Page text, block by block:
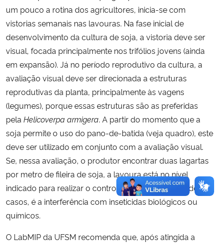
um pouco a rotina dos agricultores, inicia-se com
vistorias semanais nas lavouras. Na fase inicial de
desenvolvimento da cultura de soja, a vistoria deve ser
visual, focada principalmente nos trifólios jovens (ainda
em expansão). Já no período reprodutivo da cultura, a
avaliação visual deve ser direcionada a estruturas
reprodutivas da planta, principalmente às vagens
(legumes), porque essas estruturas são as preferidas
pela Helicoverpa armigera. A partir do momento que a
soja permite o uso do pano-de-batida (veja quadro), este
deve ser utilizado em conjunto com a avaliação visual.
Se, nessa avaliação, o produtor encontrar duas lagartas
por metro de fileira de soja, a lavoura está no nível
indicado para realizar o controle – que, na maioria dos
casos, é a interferência com inseticidas biológicos ou
químicos.
O LabMIP da UFSM recomenda que, após atingida a